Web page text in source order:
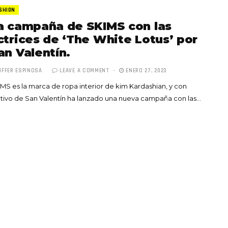
campaña de SKIMS con las
de ‘The White Lotus’ por
Valentín.
ESPINOSA LEAVE A COMMENT ENERO 27, 2023
es la marca de ropa interior de kim Kardashian, y con
de San Valentín ha lanzado una nueva campaña con las…
Totó la Momposina: el
adiós a la gran